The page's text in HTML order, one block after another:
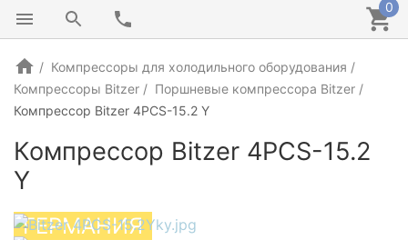
0
Компрессоры для холодильного оборудования
Компрессоры Bitzer
Поршневые компрессора Bitzer
Компрессор Bitzer 4PCS-15.2 Y
Компрессор Bitzer 4PCS-15.2
Y
ГЕРМАНИЯ